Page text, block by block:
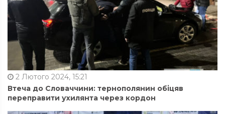
2 Лютого 2024, 15:21
Втеча до Словаччини: тернополянин обіцяв
переправити ухилянта через кордон